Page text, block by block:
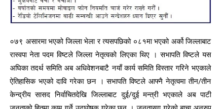
०७९ असारमा भएको जिल्ला भेला र त्यसपछिको ०८१मा भएको अर्को जिल्लाबाट
रास्वपा नेता पदम विष्टले जिल्ला नेतृत्वको लिएका थिए । सभापति विष्टले यस
अघिका तदर्थ समिति अब अधिवेशनबाटै नयाँ कार्य समिति विस्तार गरिने भएकाले
ऐतिहासिक भएको दावि गरेका छन । सभापति विष्टले आफ्नै नेतृत्वमा तीन/तीन
केन्द्रीय सासद निर्वाचितदेखि जिल्लाबाट दुई/दुई मन्त्री भएकाले अब पाटी